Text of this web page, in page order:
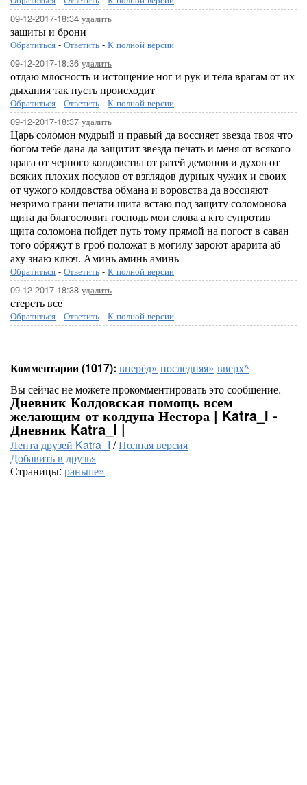
09-12-2017-18:34 удалить
защиты и брони
Обратиться - Ответить - К полной версии
09-12-2017-18:36 удалить
отдаю млосность и истощение ног и рук и тела врагам от их
дыхания так пусть происходит
Обратиться - Ответить - К полной версии
09-12-2017-18:37 удалить
Царь соломон мудрый и правый да воссияет звезда твоя что
богом тебе дана да защитит звезда печать и меня от всякого
врага от черного колдовства от ратей демонов и духов от
всяких плохих посулов от взглядов дурных чужих и своих
от чужого колдовства обмана и воровства да воссияют
незримо грани печати щита встаю под защиту соломонова
щита да благословит господь мои слова а кто супротив
щита соломона пойдет путь тому прямой на погост в саван
того обряжут в гроб положат в могилу зароют арарита аб
аху знаю ключ. Аминь аминь аминь
Обратиться - Ответить - К полной версии
09-12-2017-18:38 удалить
стереть все
Обратиться - Ответить - К полной версии
Комментарии (1017): вперёд» последняя» вверх^
Вы сейчас не можете прокомментировать это сообщение.
Дневник Колдовская помощь всем
желающим от колдуна Нестора | Katra_I -
Дневник Katra_I |
Лента друзей Katra_I /Полная версия
Добавить в друзья
Страницы: раньше»